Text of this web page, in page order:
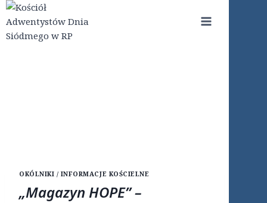
Przejdź
do
treści
OKÓLNIKI / INFORMACJE KOŚCIELNE
„Magazyn HOPE” –